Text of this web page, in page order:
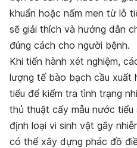
khuẩn hoặc nấm men từ lỗ
sẽ giải thích và hướng dẫn
đúng cách cho người bệnh.
Khi tiến hành xét nghiệm,
lượng tế bào bạch cầu xuất
tiểu để kiểm tra tình trạng
thủ thuật cấy mẫu nước
định loại vi sinh vật gây
có thể xây dựng phác đồ